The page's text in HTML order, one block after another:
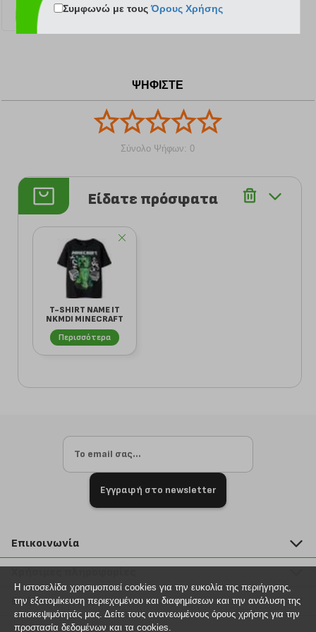
ΨΗΦΙΣΤΕ
Σύνολο Ψήφων: 0
Είδατε πρόσφατα
T-SHIRT NAME IT
NKMDI MINECRAFT
13252214 ΜΑΥΡ...
Περισσότερα
Εγγραφή στο newsletter
Επικοινωνία
211 2000 700
info@plus4u.gr
Η εταιρία
Σημεία παραλαβής
Βοήθεια
Εξέλιξη παραγγελίας
Συμφωνώ με τουςΌρους Χρήσης
Η ιστοσελίδα χρησιμοποιεί cookies για την ευκολία της περιήγησης,
την εξατομίκευση περιεχομένου και διαφημίσεων και την ανάλυση της
επισκεψιμότητάς μας. Δείτε τους ανανεωμένους όρους χρήσης για την
προστασία δεδομένων και τα cookies.